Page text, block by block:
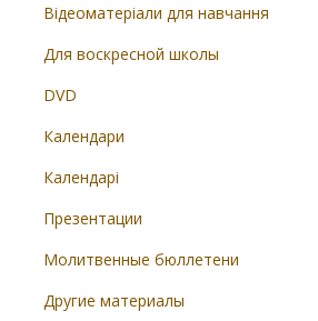
Відеоматеріали для навчання
Для воскресной школы
DVD
Календари
Календарі
Презентации
Молитвенные бюллетени
Другие материалы